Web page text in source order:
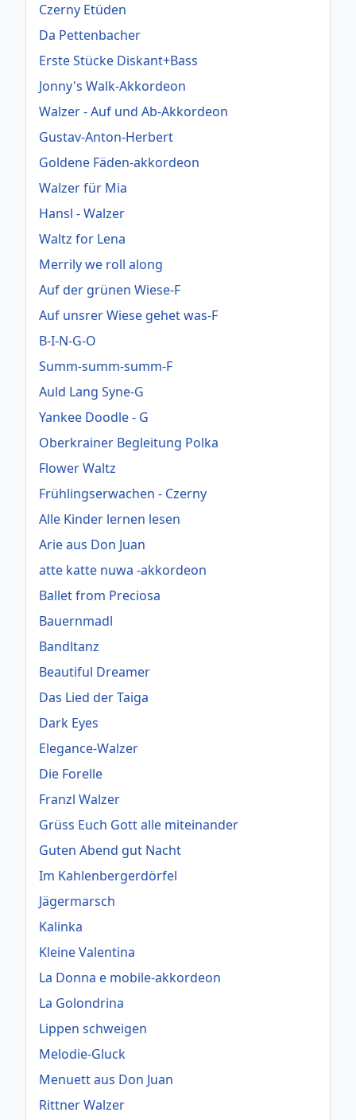
Czerny Etüden
Da Pettenbacher
Erste Stücke Diskant+Bass
Jonny's Walk-Akkordeon
Walzer - Auf und Ab-Akkordeon
Gustav-Anton-Herbert
Goldene Fäden-akkordeon
Walzer für Mia
Hansl - Walzer
Waltz for Lena
Merrily we roll along
Auf der grünen Wiese-F
Auf unsrer Wiese gehet was-F
B-I-N-G-O
Summ-summ-summ-F
Auld Lang Syne-G
Yankee Doodle - G
Oberkrainer Begleitung Polka
Flower Waltz
Frühlingserwachen - Czerny
Alle Kinder lernen lesen
Arie aus Don Juan
atte katte nuwa -akkordeon
Ballet from Preciosa
Bauernmadl
Bandltanz
Beautiful Dreamer
Das Lied der Taiga
Dark Eyes
Elegance-Walzer
Die Forelle
Franzl Walzer
Grüss Euch Gott alle miteinander
Guten Abend gut Nacht
Im Kahlenbergerdörfel
Jägermarsch
Kalinka
Kleine Valentina
La Donna e mobile-akkordeon
La Golondrina
Lippen schweigen
Melodie-Gluck
Menuett aus Don Juan
Rittner Walzer